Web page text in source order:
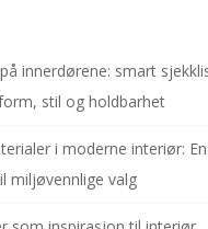
innerdørene: smart
stil og holdbarhet
i moderne interiør:
miljøvennlige valg